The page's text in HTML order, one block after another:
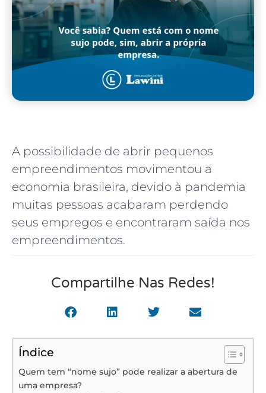
A possibilidade de abrir pequenos
empreendimentos movimentou a
economia brasileira, devido à pandemia
muitas pessoas acabaram perdendo
seus empregos e encontraram saída nos
empreendimentos.
Compartilhe Nas Redes!
Índice
Quem tem “nome sujo” pode realizar a abertura de
uma empresa?